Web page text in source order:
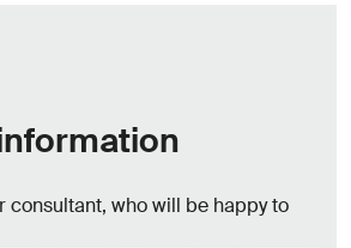
consultant, who will be happy to